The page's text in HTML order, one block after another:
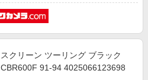
スクリーン ツーリング ブラック
CBR600F 91-94 4025066123698